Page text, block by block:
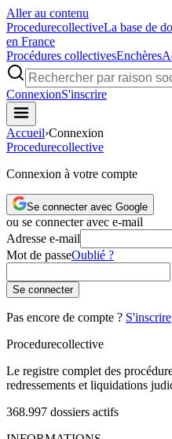
Aller au contenu
ProcedurecollectiveLa base de
en France
Procédures collectivesEnchères
ConnexionS'inscrire
Accueil›Connexion
Procedurecollective
Connexion à votre compte
Se connecter avec Google
ou se connecter avec e-mail
Adresse e-mail
Mot de passeOublié ?
Se connecter
Pas encore de compte ? S'inscrire
Procedurecollective
Le registre complet des
redressements et liquidations
368.997 dossiers actifs